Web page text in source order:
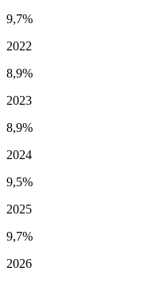
9,7%
2022
8,9%
2023
8,9%
2024
9,5%
2025
9,7%
2026